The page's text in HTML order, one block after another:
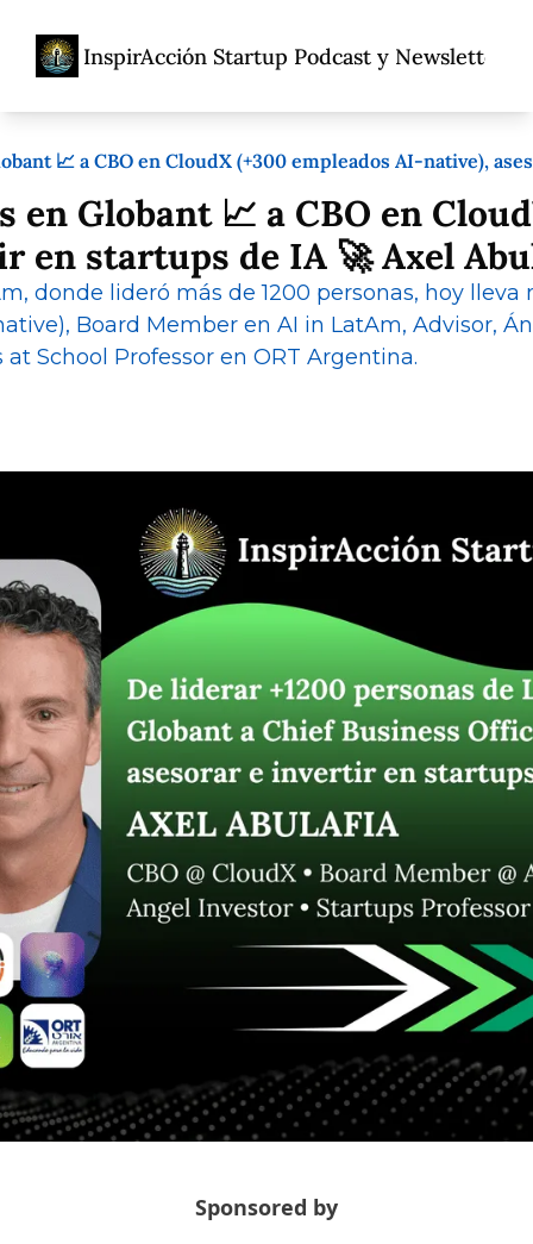
InspirAcción Startup Podcast y Newsletter
Home Acerca De
Acerca De
📈 a CBO en CloudX (+300 empleados AI-native),
en Globant 📈 a CBO en
en startups de IA 🚀 Axel
donde lideró más de 1200 personas, hoy
Board Member en AI in LatAm, Advisor,
School Professor en ORT Argentina.
Sponsored by